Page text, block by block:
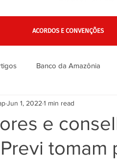
ACORDOS E CONVENÇÕES
Banco da Amazônia
Bradesco
Financiários Gerais
e
tomam
Jun 1, 2022 1 min read